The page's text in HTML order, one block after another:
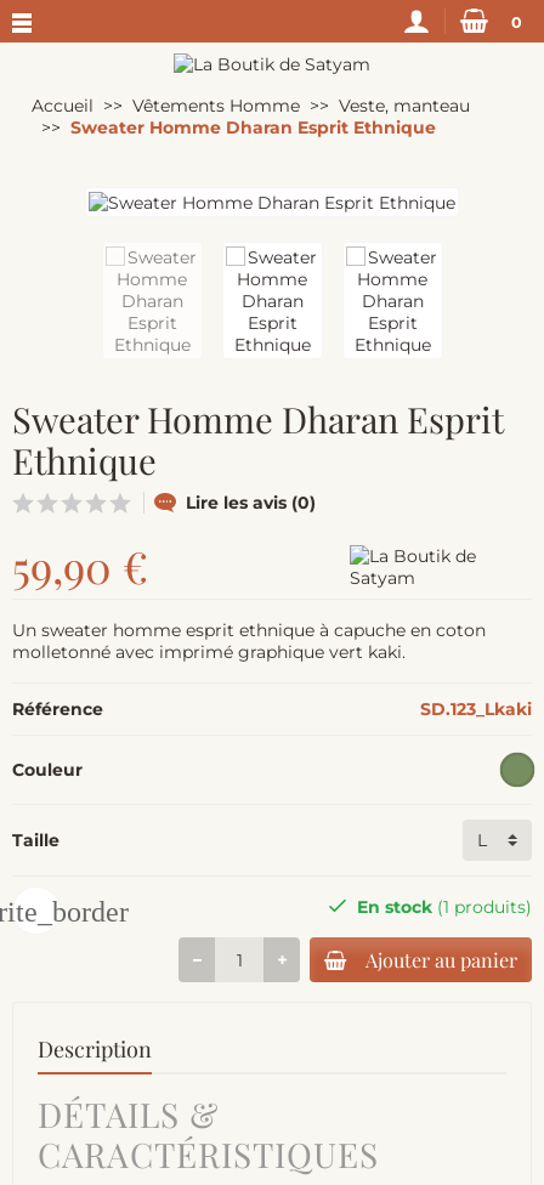
0
Accueil Vêtements Homme
Veste, manteau
Sweater Homme Dharan Esprit Ethnique
Sweater Homme Dharan Esprit
Ethnique
Lire les avis (0)
59,90 €
Un sweater homme esprit ethnique à capuche en coton
molletonné avec imprimé graphique vert kaki.
Référence SD.123_Lkaki
Couleur
Taille
En stock (1 produits)
Ajouter au panier
Description
DÉTAILS &
CARACTÉRISTIQUES